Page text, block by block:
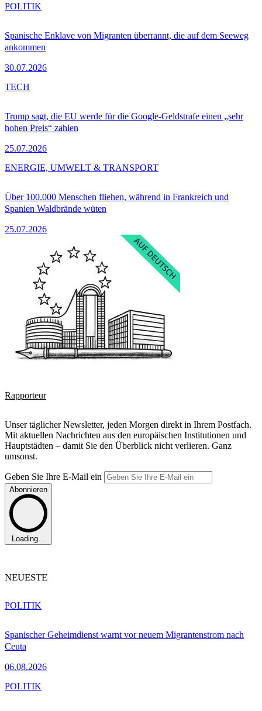
Spanische Enklave von Migranten überrannt, die auf dem Seeweg
ankommen
30.07.2026
POLITIK
Trump sagt, die EU werde für die Google-Geldstrafe einen „sehr
hohen Preis“ zahlen
25.07.2026
TECH
Über 100.000 Menschen fliehen, während in Frankreich und
Spanien Waldbrände wüten
25.07.2026
ENERGIE, UMWELT & TRANSPORT
Rapporteur
Unser täglicher Newsletter, jeden Morgen direkt in Ihrem Postfach.
Mit aktuellen Nachrichten aus den europäischen Institutionen und
Hauptstädten – damit Sie den Überblick nicht verlieren. Ganz
umsonst.
Geben Sie Ihre E-Mail ein
Abonnieren
Loading...
NEUESTE
Spanischer Geheimdienst warnt vor neuem Migrantenstrom nach
Ceuta
06.08.2026
POLITIK
POLITIK